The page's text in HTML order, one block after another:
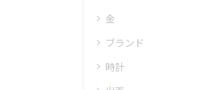
金
ブランド
時計